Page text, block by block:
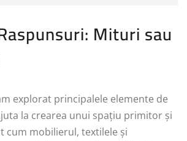
Mituri sau
explorat principalele elemente de
la crearea unui spațiu primitor și
cum mobilierul, textilele și